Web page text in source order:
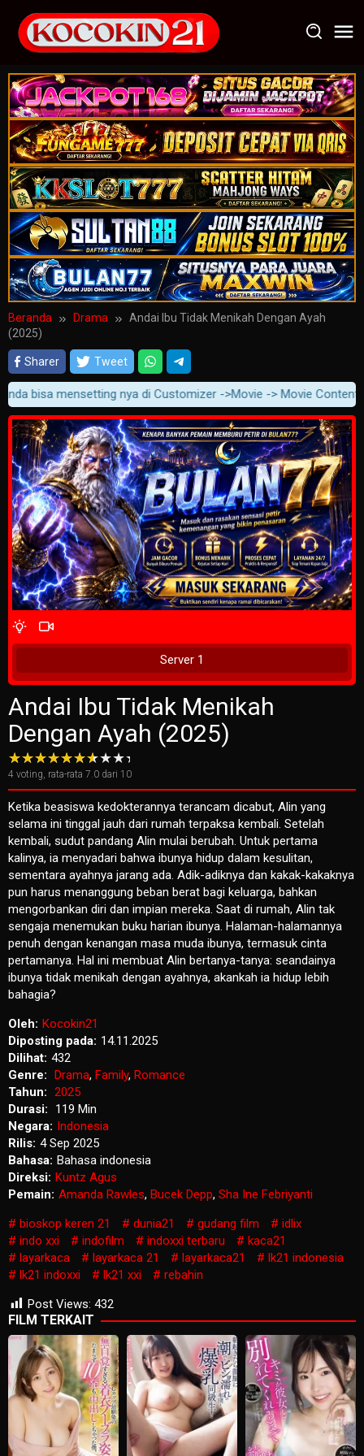
konten
Beranda Drama
Andai Ibu Tidak Menikah Dengan Ayah
(2025)
Sharer Tweet
bisa mensetting nya di Customizer ->Movie -> Movie Content ->
Play Now
4 Wait Time
Server 1
Andai Ibu Tidak Menikah
Dengan Ayah (2025)
4 voting, rata-rata 7.0 dari 10
Ketika beasiswa kedokterannya terancam dicabut, Alin yang
selama ini tinggal jauh dari rumah terpaksa kembali. Setelah
kembali, sudut pandang Alin mulai berubah. Untuk pertama
kalinya, ia menyadari bahwa ibunya hidup dalam kesulitan,
sementara ayahnya jarang ada. Adik-adiknya dan kakak-kakaknya
pun harus menanggung beban berat bagi keluarga, bahkan
mengorbankan diri dan impian mereka. Saat di rumah, Alin tak
sengaja menemukan buku harian ibunya. Halaman-halamannya
penuh dengan kenangan masa muda ibunya, termasuk cinta
pertamanya. Hal ini membuat Alin bertanya-tanya: seandainya
ibunya tidak menikah dengan ayahnya, akankah ia hidup lebih
bahagia?
Oleh: Kocokin21
Diposting pada: 14.11.2025
Dilihat: 432
Genre:
Drama, Family, Romance
Tahun: 2025
Durasi:
119 Min
Negara: Indonesia
Rilis: 4 Sep 2025
Bahasa: Bahasa indonesia
Direksi: Kuntz Agus
Pemain: Amanda Rawles, Bucek Depp, Sha Ine Febriyanti
bioskop keren 21
dunia21 gudang film
idlix
indo xxi
indofilm indoxxi terbaru
kaca21
layarkaca
layarkaca 21 layarkaca21
lk21 indonesia
lk21 indoxxi
lk21 xxi
rebahin
Post Views: 432
FILM TERKAIT